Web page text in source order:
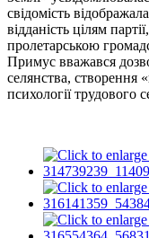
свідомість
відданість цілям
пролетарською
Примус вважався
селянства, створення
психології трудового